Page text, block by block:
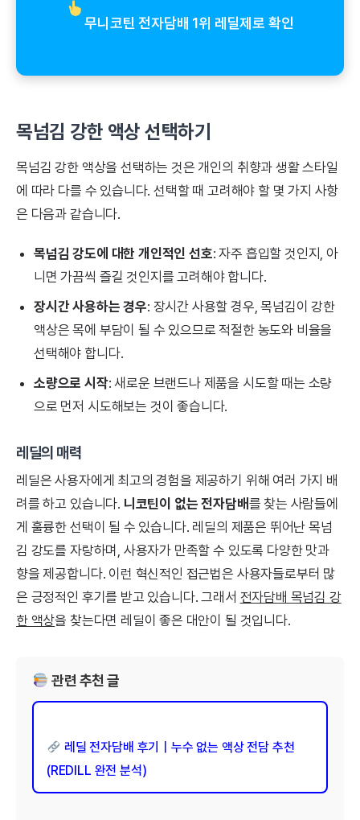
무니코틴 전자담배 1위 레딜제로 확인
목넘김 강한 액상 선택하기
목넘김 강한 액상을 선택하는 것은 개인의 취향과 생활 스타일
에 따라 다를 수 있습니다. 선택할 때 고려해야 할 몇 가지 사항
은 다음과 같습니다.
목넘김 강도에 대한 개인적인 선호: 자주 흡입할 것인지, 아
니면 가끔씩 즐길 것인지를 고려해야 합니다.
장시간 사용하는 경우: 장시간 사용할 경우, 목넘김이 강한
액상은 목에 부담이 될 수 있으므로 적절한 농도와 비율을
선택해야 합니다.
소량으로 시작: 새로운 브랜드나 제품을 시도할 때는 소량
으로 먼저 시도해보는 것이 좋습니다.
레딜의 매력
레딜은 사용자에게 최고의 경험을 제공하기 위해 여러 가지 배
려를 하고 있습니다. 니코틴이 없는 전자담배를 찾는 사람들에
게 훌륭한 선택이 될 수 있습니다. 레딜의 제품은 뛰어난 목넘
김 강도를 자랑하며, 사용자가 만족할 수 있도록 다양한 맛과
향을 제공합니다. 이런 혁신적인 접근법은 사용자들로부터 많
은 긍정적인 후기를 받고 있습니다. 그래서 전자담배 목넘김 강
한 액상을 찾는다면 레딜이 좋은 대안이 될 것입니다.
관련 추천 글
레딜 전자담배 후기｜누수 없는 액상 전담 추천
(REDILL 완전 분석)